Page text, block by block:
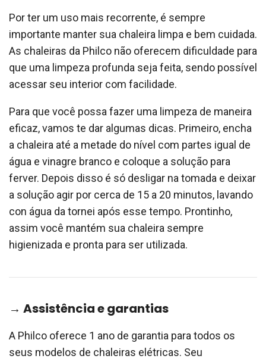
Por ter um uso mais recorrente, é sempre
importante manter sua chaleira limpa e bem cuidada.
As chaleiras da Philco não oferecem dificuldade para
que uma limpeza profunda seja feita, sendo possível
acessar seu interior com facilidade.
Para que você possa fazer uma limpeza de maneira
eficaz, vamos te dar algumas dicas. Primeiro, encha
a chaleira até a metade do nível com partes igual de
água e vinagre branco e coloque a solução para
ferver. Depois disso é só desligar na tomada e deixar
a solução agir por cerca de 15 a 20 minutos, lavando
con água da tornei após esse tempo. Prontinho,
assim você mantém sua chaleira sempre
higienizada e pronta para ser utilizada.
→ Assistência e garantias
A Philco oferece 1 ano de garantia para todos os
seus modelos de chaleiras elétricas. Seu